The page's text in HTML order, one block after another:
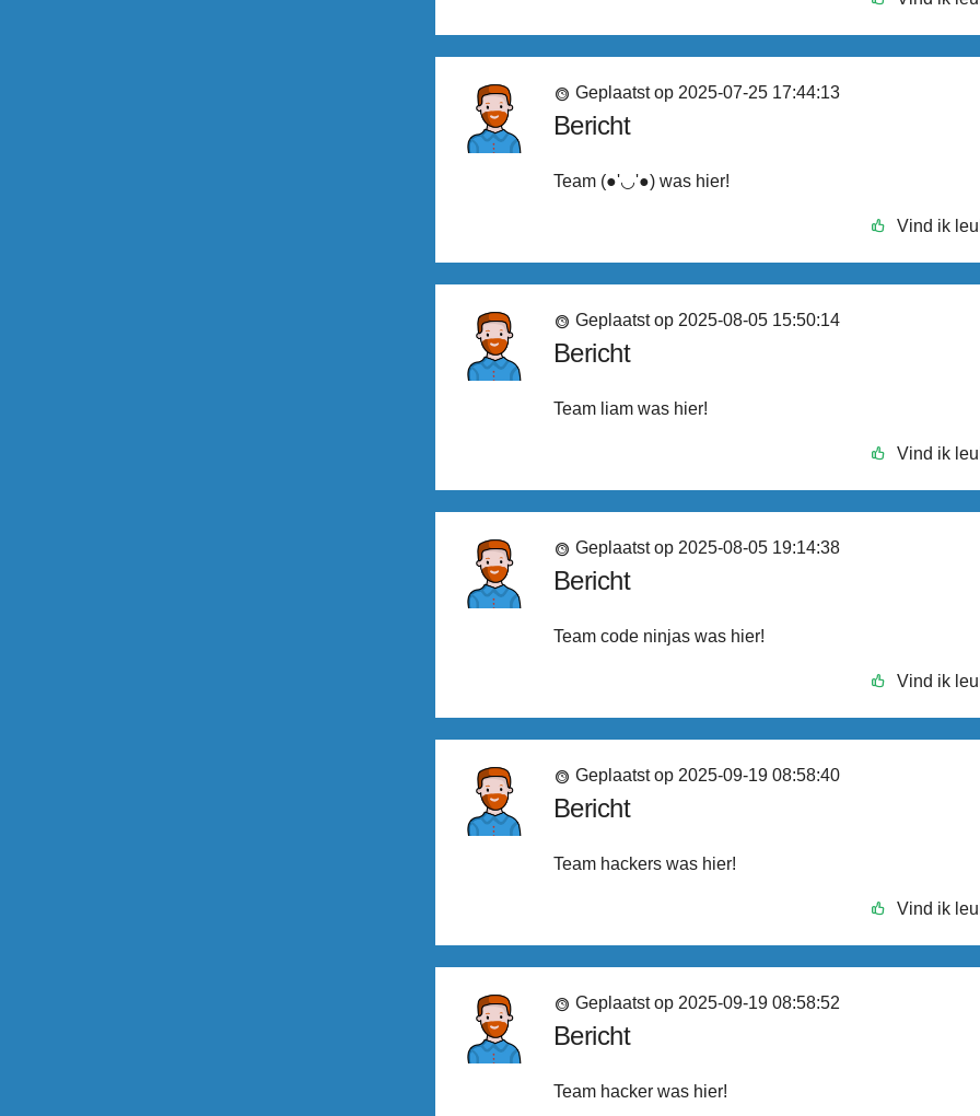
Geplaatst op 2025-07-25 17:44:13
Bericht
Team (●'◡'●) was hier!
Vind ik
Geplaatst op 2025-08-05 15:50:14
Bericht
Team liam was hier!
Vind ik
Geplaatst op 2025-08-05 19:14:38
Bericht
Team code ninjas was hier!
Vind ik
Geplaatst op 2025-09-19 08:58:40
Bericht
Team hackers was hier!
Vind ik
Geplaatst op 2025-09-19 08:58:52
Bericht
Team hacker was hier!